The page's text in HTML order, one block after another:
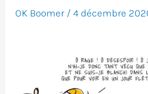
OK Boomer /4 décembre